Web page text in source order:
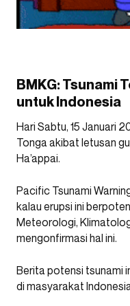
BMKG: Tsunami
untuk Indonesia
Hari Sabtu, 15 Januari
Tonga akibat letusan
Ha’appai.
Pacific Tsunami
kalau erupsi ini
Meteorologi,
mengonfirmasi hal ini.
Berita potensi tsunami
di masyarakat